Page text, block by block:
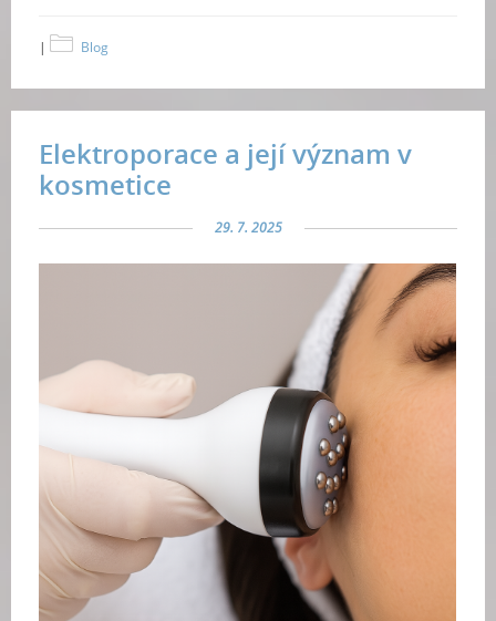
| Blog
Elektroporace a její význam v
kosmetice
29. 7. 2025